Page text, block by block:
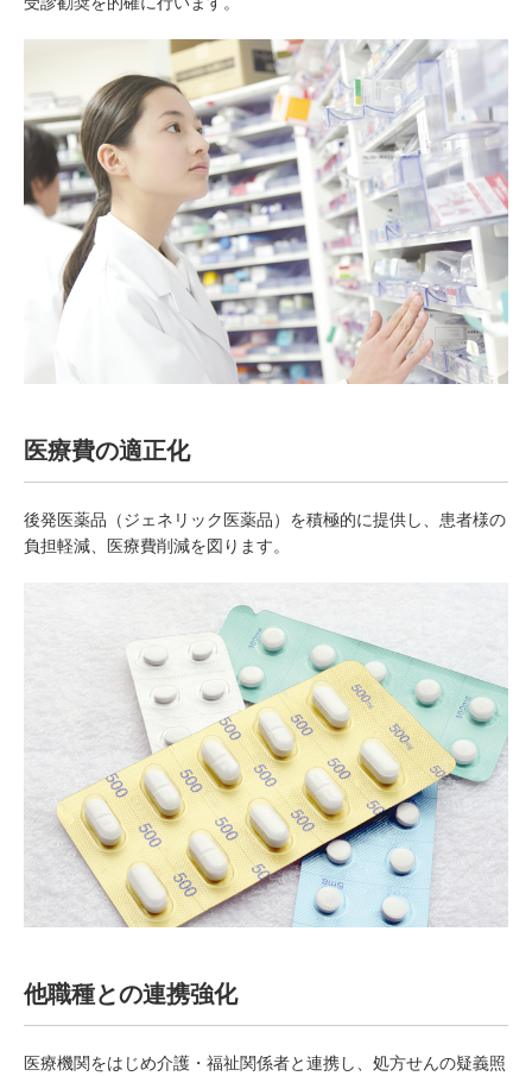
医療費の適正化
後発医薬品（ジェネリック医薬品）を積極的に提供し、患者様の
負担軽減、医療費削減を図ります。
他職種との連携強化
医療機関をはじめ介護・福祉関係者と連携し、処方せんの疑義照